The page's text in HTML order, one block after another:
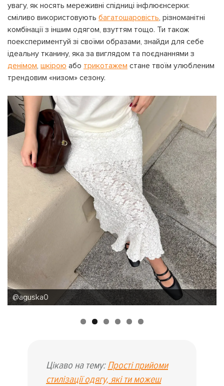
увагу, як носять мереживні спідниці інфлюєнсерки:
сміливо використовують багатошаровість, різноманітні
комбінації з іншим одягом, взуттям тощо. Ти також
поекспериментуй зі своїми образами, знайди для себе
ідеальну тканину, яка за виглядом та поєднаннями з
денімом, шкірою або трикотажем стане твоїм улюбленим
трендовим «низом» сезону.
@outfiitby_s
Цікаво на тему: Прості прийоми
стилізації одягу, які ти можеш